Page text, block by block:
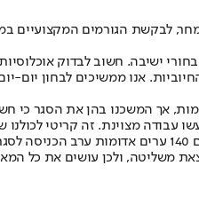
לבקשת הגורמים המקצועיים
מעל 40 אלף בדיקות וכ-15 אלף בדיקות סקר - מגן אבות,
המאומתים ובשיעור הבדיקות החיוביות.
אך המשכנו בהן את הסגר כי
עבודה מצוינת. זה קריטי
"ועדת השרים קיבלה את המלצתי להכריז על שחרור מסגר למודיעין עילית, ביתר עילית, אלעד